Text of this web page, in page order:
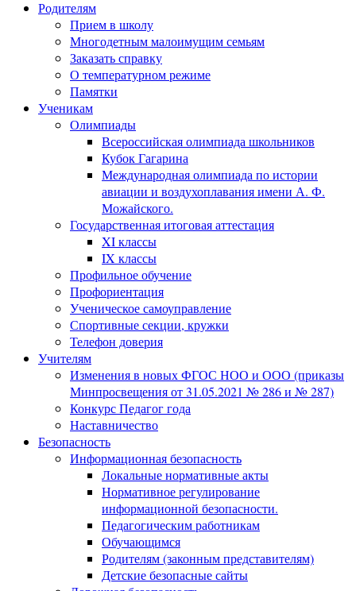
Родителям
Прием в школу
Многодетным малоимущим семьям
Заказать справку
О температурном режиме
Памятки
Ученикам
Олимпиады
Всероссийская олимпиада школьников
Кубок Гагарина
Международная олимпиада по истории
авиации и воздухоплавания имени А. Ф.
Можайского.
Государственная итоговая аттестация
XI классы
IX классы
Профильное обучение
Профориентация
Ученическое самоуправление
Спортивные секции, кружки
Телефон доверия
Учителям
Изменения в новых ФГОС НОО и ООО (приказы
Минпросвещения от 31.05.2021 № 286 и № 287)
Конкурс Педагог года
Наставничество
Безопасность
Информационная безопасность
Локальные нормативные акты
Нормативное регулирование
информационной безопасности.
Педагогическим работникам
Обучающимся
Родителям (законным представителям)
Детские безопасные сайты